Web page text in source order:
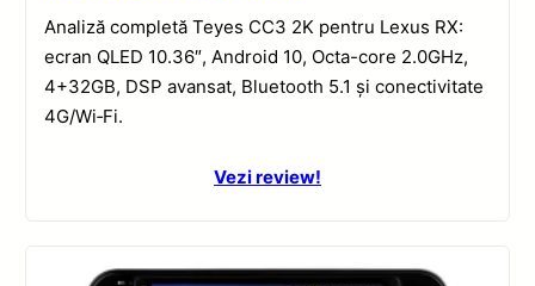
Analiză completă Teyes CC3 2K pentru Lexus RX:
ecran QLED 10.36″, Android 10, Octa-core 2.0GHz,
4+32GB, DSP avansat, Bluetooth 5.1 și conectivitate
4G/Wi‑Fi.
Vezi review!